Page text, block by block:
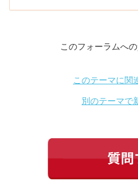
このフォーラムへ
このテーマに関
別のテーマで